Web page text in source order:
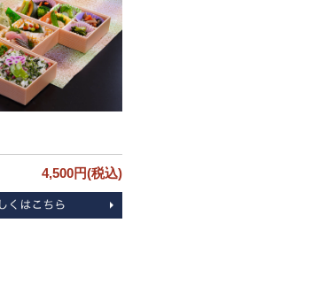
4,500円(税込)